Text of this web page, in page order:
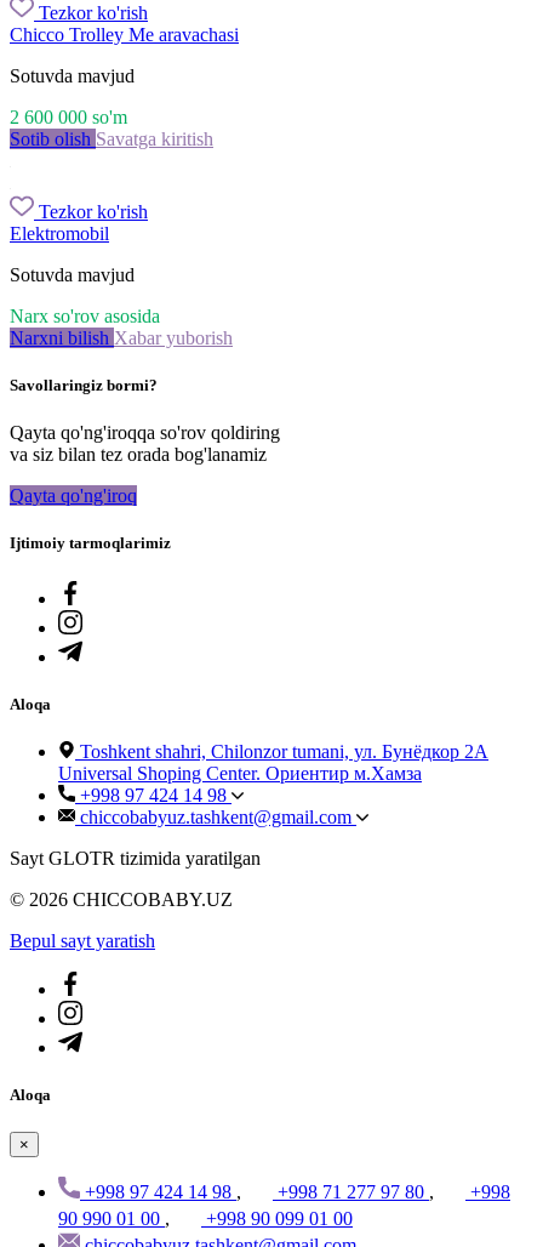
Tezkor ko'rish
Chicco Trolley Me aravachasi
Sotuvda mavjud
2 600 000 so'm
Sotib olish Savatga kiritish
Tezkor ko'rish
Elektromobil
Sotuvda mavjud
Narx so'rov asosida
Narxni bilish Xabar yuborish
Savollaringiz bormi?
Qayta qo'ng'iroqqa so'rov qoldiring
va siz bilan tez orada bog'lanamiz
Qayta qo'ng'iroq
Ijtimoiy tarmoqlarimiz
Aloqa
Toshkent shahri, Chilonzor tumani, ул. Бунёдкор 2А
Universal Shoping Center. Ориентир м.Хамза
+998 97 424 14 98
chiccobabyuz.tashkent@gmail.com
Sayt GLOTR tizimida yaratilgan
© 2026 CHICCOBABY.UZ
Bepul sayt yaratish
Aloqa
×
+998 97 424 14 98 , +998 71 277 97 80 ,
+998
90 990 01 00 ,
+998 90 099 01 00